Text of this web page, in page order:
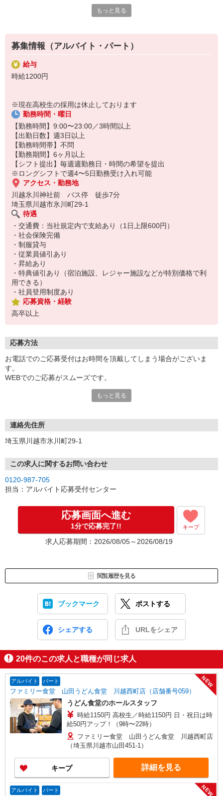
オトクな従業員割引があるのも必見！まずは気軽にご応募を☆
【キッチン】 ※対面や接客はなし！
■チキンの調理
こだわりの詰まったKFCのチキンをつくるお仕事です。
ひとつひとつ丁寧に粉をまぶして揚げる作業をお任せします。
もっと見る
募集情報（アルバイト・パート）
給与
時給1200円
※現在高校生の採用は休止しております
勤務時間・曜日
【勤務時間】9:00〜23:00／3時間以上
【出勤日数】週3日以上
【勤務時間帯】不問
【勤務期間】6ヶ月以上
【シフト提出】毎週週勤務日・時間の希望を提出
※ロングシフトで週4〜5日勤務受け入れ可能
アクセス・勤務地
川越氷川神社前 バス停 徒歩7分
埼玉県川越市氷川町29‐1
待遇
・交通費：当社規定内で支給あり（1日上限600円）
・社会保険完備
・制服貸与
・従業員値引あり
・昇給あり
・特典値引あり（宿泊施設、レジャー施設などが特別価格で利
用できる）
・社員登用制度あり
応募資格・経験
高卒以上
応募方法
お電話でのご応募受付はお時間を頂戴してしまう場合がございま
す。
WEBでのご応募がスムーズです。
もっと見る
連絡先住所
埼玉県川越市氷川町29‐1
この求人に関するお問い合わせ
0120-987-705
担当：アルバイト応募受付センター
応募画面へ進む
1分で応募完了!! キープ
求人応募期間：2026/08/05～2026/08/19
閲覧履歴を見る
ブックマーク ポストする
シェアする URLをシェア
20件のこの求人と職種が同じ求人
アルバイト パート
ファミリー食堂 山田うどん食堂 川越西町店（店舗番号059）
NEW
うどん食堂のホールスタッフ
時給1150円 高校生／時給1150円 日・祝日は時
給50円アップ！（9時〜22時）
ファミリー食堂 山田うどん食堂 川越西町店
（埼玉県川越市山田451-1）
キープ 詳細を見る
アルバイト パート NEW